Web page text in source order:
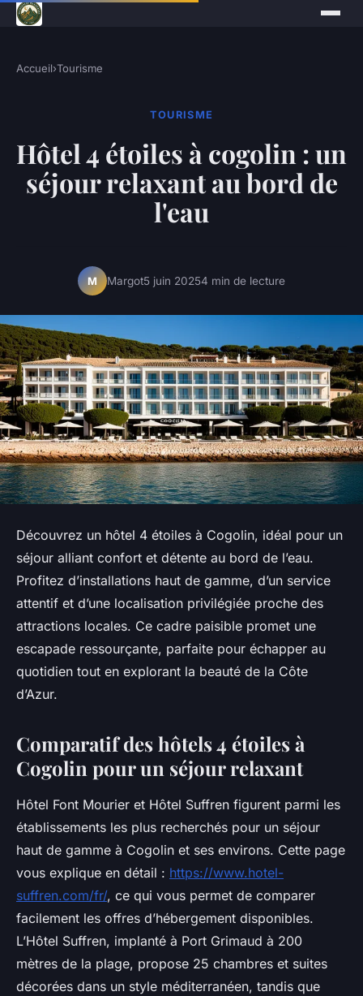
Accueil›Tourisme
TOURISME
Hôtel 4 étoiles à cogolin : un
séjour relaxant au bord de
l'eau
M Margot5 juin 20254 min de lecture
Découvrez un hôtel 4 étoiles à Cogolin, idéal pour un
séjour alliant confort et détente au bord de l’eau.
Profitez d’installations haut de gamme, d’un service
attentif et d’une localisation privilégiée proche des
attractions locales. Ce cadre paisible promet une
escapade ressourçante, parfaite pour échapper au
quotidien tout en explorant la beauté de la Côte
d’Azur.
Comparatif des hôtels 4 étoiles à
Cogolin pour un séjour relaxant
Hôtel Font Mourier et Hôtel Suffren figurent parmi les
établissements les plus recherchés pour un séjour
haut de gamme à Cogolin et ses environs. Cette page
vous explique en détail : https://www.hotel-
suffren.com/fr/, ce qui vous permet de comparer
facilement les offres d’hébergement disponibles.
L’Hôtel Suffren, implanté à Port Grimaud à 200
mètres de la plage, propose 25 chambres et suites
décorées dans un style méditerranéen, tandis que